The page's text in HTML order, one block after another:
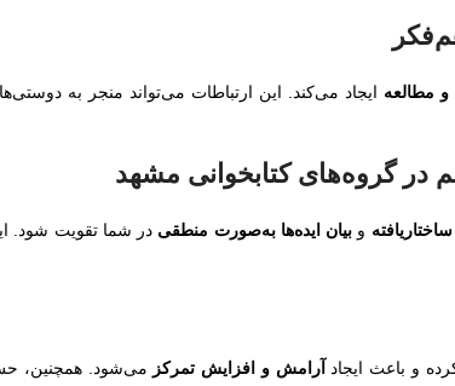
و مطالعه ایجاد می‌کند. این ارتباطات می‌تواند منجر به
و بیان ایده‌ها به‌صورت منطقی در شما تقویت شود.
و باعث ایجادآرامش و افزایش تمرکز می‌شود. همچنین،